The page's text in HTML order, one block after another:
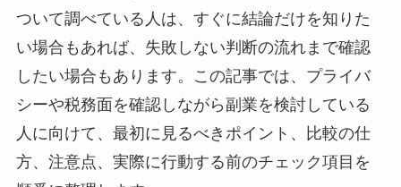
ついて調べている人は、すぐに結論だけを知りた
い場合もあれば、失敗しない判断の流れまで確認
したい場合もあります。この記事では、プライバ
シーや税務面を確認しながら副業を検討している
人に向けて、最初に見るべきポイント、比較の仕
方、注意点、実際に行動する前のチェック項目を